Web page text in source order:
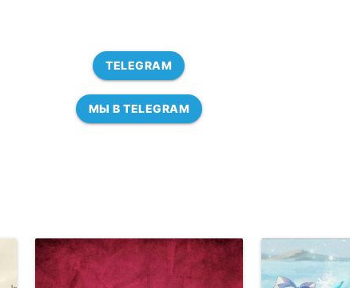
TELEGRAM
МЫ В TELEGRAM